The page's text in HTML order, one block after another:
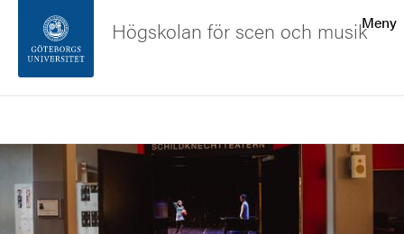
Sidfoten
Om webbplatsen
Meny
Högskolan för scen och musik
Bild